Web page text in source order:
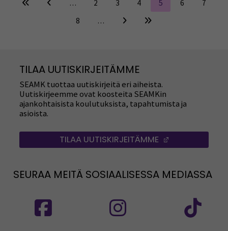
… 2 3 4 5 6
7
8
…
TILAA UUTISKIRJEITÄMME
SEAMK tuottaa uutiskirjeitä eri aiheista.
Uutiskirjeemme ovat koosteita SEAMKin
ajankohtaisista koulutuksista, tapahtumista ja
asioista.
TILAA UUTISKIRJEITÄMME
SEURAA MEITÄ SOSIAALISESSA MEDIASSA